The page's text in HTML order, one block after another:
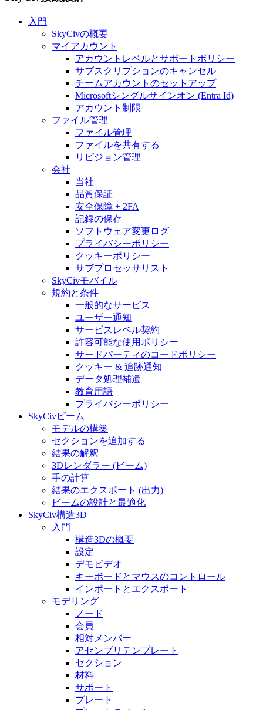
入門
SkyCivの概要
マイアカウント
アカウントレベルとサポートポリシー
サブスクリプションのキャンセル
チームアカウントのセットアップ
Microsoftシングルサインオン (Entra Id)
アカウント制限
ファイル管理
ファイル管理
ファイルを共有する
リビジョン管理
会社
当社
品質保証
安全保障 + 2FA
記録の保存
ソフトウェア変更ログ
プライバシーポリシー
クッキーポリシー
サブプロセッサリスト
SkyCivモバイル
規約と条件
一般的なサービス
ユーザー通知
サービスレベル契約
許容可能な使用ポリシー
サードパーティのコードポリシー
クッキー & 追跡通知
データ処理補遺
教育用語
プライバシーポリシー
SkyCivビーム
モデルの構築
セクションを追加する
結果の解釈
3Dレンダラー (ビーム)
手の計算
結果のエクスポート (出力)
ビームの設計と最適化
SkyCiv構造3D
入門
構造3Dの概要
設定
デモビデオ
キーボードとマウスのコントロール
インポートとエクスポート
モデリング
ノード
会員
相対メンバー
アセンブリテンプレート
セクション
材料
サポート
プレート